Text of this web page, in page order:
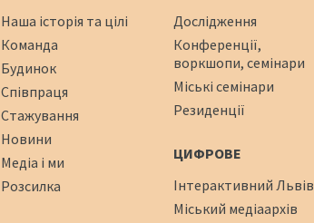
Наша історія та цілі
Команда
Будинок
Співпраця
Стажування
Новини
Медіа і ми
Розсилка
Дослідження
Конференції,
воркшопи, семінари
Міські семінари
Резиденції
ЦИФРОВЕ
Інтерактивний Львів
Міський медіаархів